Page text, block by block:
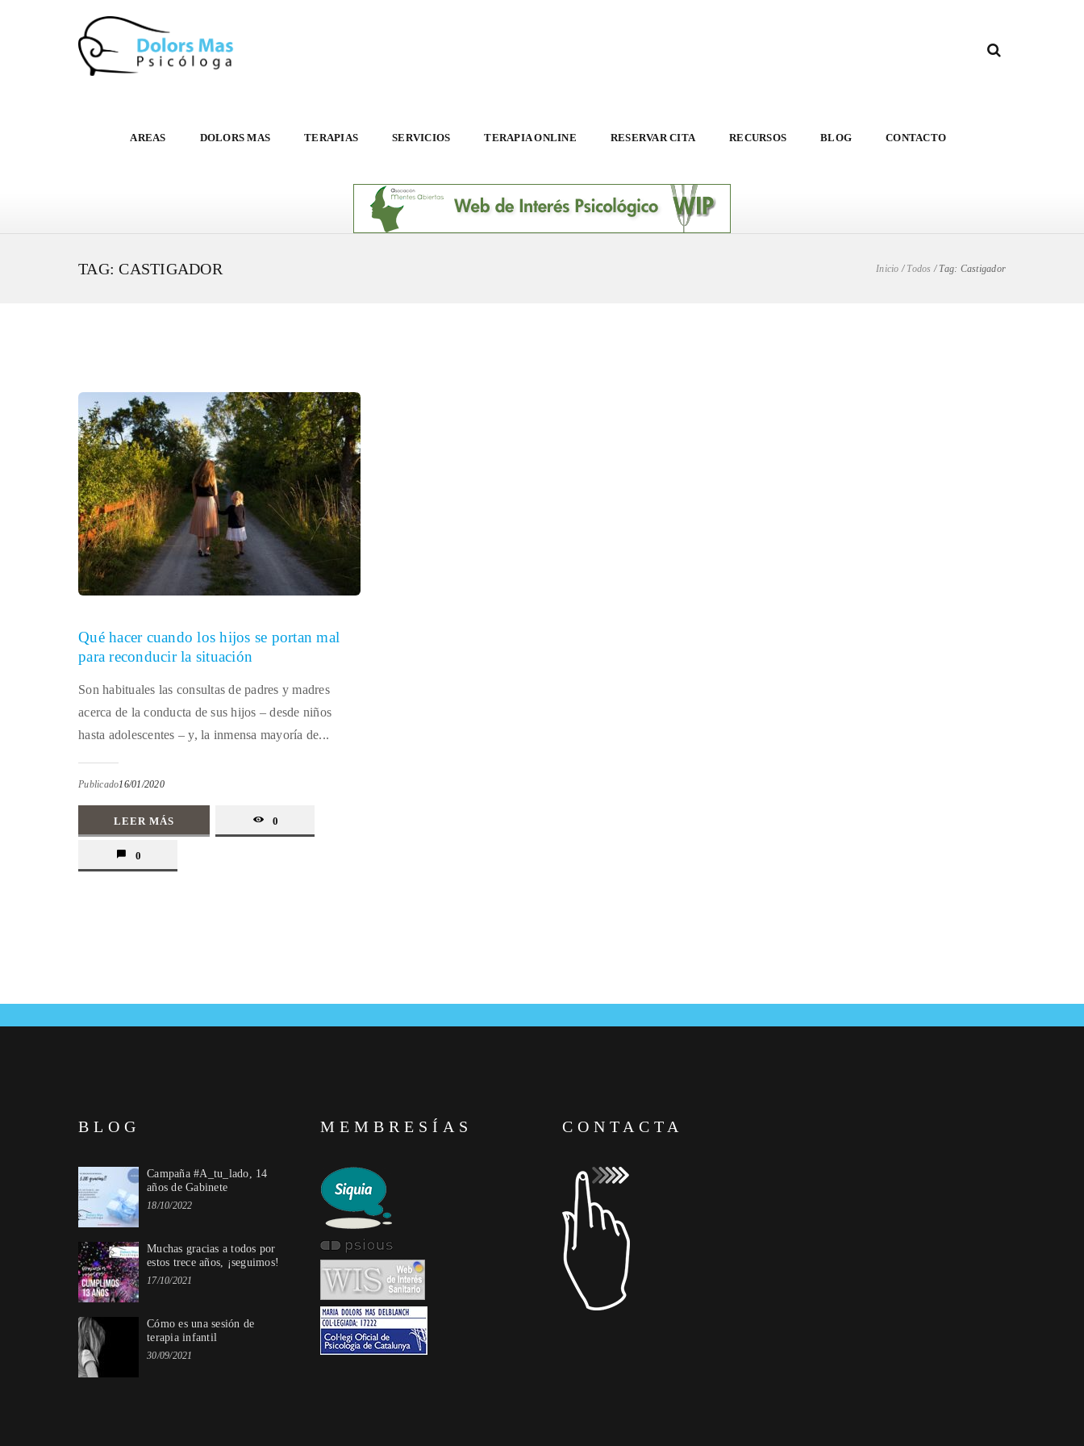
AREAS DOLORS MAS TERAPIAS SERVICIOS TERAPIA ONLINE RESERVAR CITA RECURSOS BLOG CONTACTO
Inicio / Todos / Tag: Castigador
TAG: CASTIGADOR
Qué hacer cuando los hijos se portan mal
para reconducir la situación
Son habituales las consultas de padres y madres
acerca de la conducta de sus hijos – desde niños
hasta adolescentes – y, la inmensa mayoría de...
Publicado16/01/2020
LEER MÁS 0
0
BLOG
Campaña #A_tu_lado, 14
años de Gabinete
18/10/2022
Muchas gracias a todos por
estos trece años, ¡seguimos!
17/10/2021
Cómo es una sesión de
terapia infantil
30/09/2021
MEMBRESÍAS CONTACTA